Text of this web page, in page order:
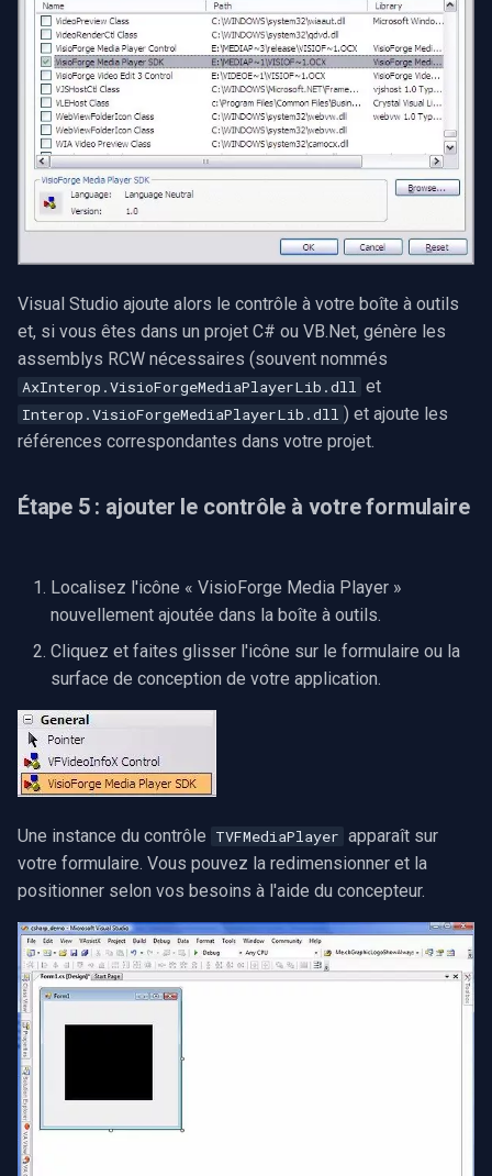
Visual Studio ajoute alors le contrôle à votre boîte à outils
et, si vous êtes dans un projet C# ou VB.Net, génère les
assemblys RCW nécessaires (souvent nommés
AxInterop.VisioForgeMediaPlayerLib.dll et
Interop.VisioForgeMediaPlayerLib.dll ) et ajoute les
références correspondantes dans votre projet.
Étape 5 : ajouter le contrôle à votre formulaire
Localisez l'icône « VisioForge Media Player »
nouvellement ajoutée dans la boîte à outils.
Cliquez et faites glisser l'icône sur le formulaire ou la
surface de conception de votre application.
Une instance du contrôle TVFMediaPlayer apparaît sur
votre formulaire. Vous pouvez la redimensionner et la
positionner selon vos besoins à l'aide du concepteur.